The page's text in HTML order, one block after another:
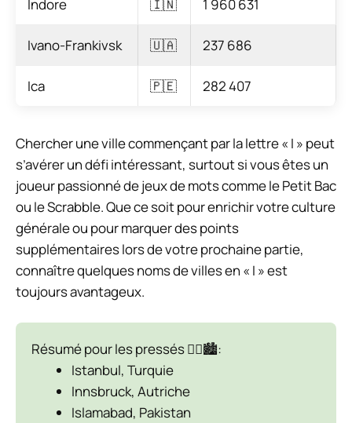
Indore 🇮🇳 1 960 631
Ivano-Frankivsk 🇺🇦 237 686
Ica 🇵🇪 282 407
Chercher une ville commençant par la lettre « I » peut
s’avérer un défi intéressant, surtout si vous êtes un
joueur passionné de jeux de mots comme le Petit Bac
ou le Scrabble. Que ce soit pour enrichir votre culture
générale ou pour marquer des points
supplémentaires lors de votre prochaine partie,
connaître quelques noms de villes en « I » est
toujours avantageux.
Résumé pour les pressés 🏃‍♂️🏙️:
Istanbul, Turquie
Innsbruck, Autriche
Islamabad, Pakistan